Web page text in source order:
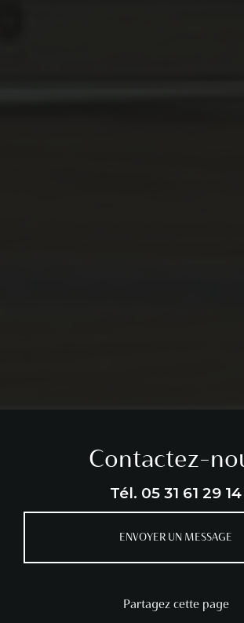
Contactez-
Tél. 05 31 61 29 14
ENVOYER UN MESSAGE
Partagez cette page